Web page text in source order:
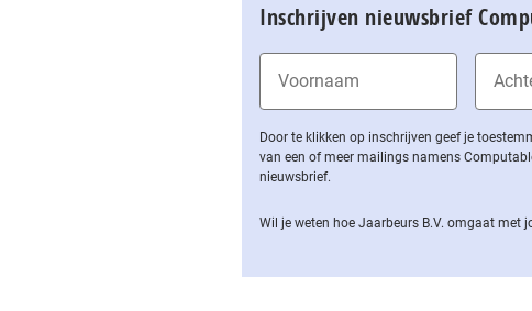
Inschrijven nieuwsbrief
Door te klikken op inschrijven geef je
van een of meer mailings namens
nieuwsbrief.
Wil je weten hoe Jaarbeurs B.V. omgaat met